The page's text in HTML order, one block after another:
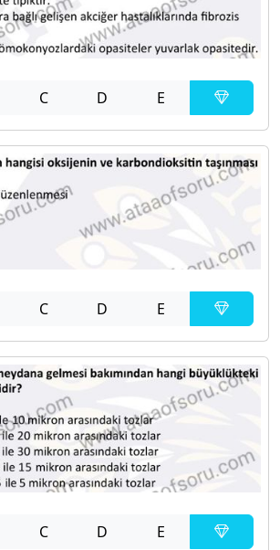
C D E
C D E
C D E